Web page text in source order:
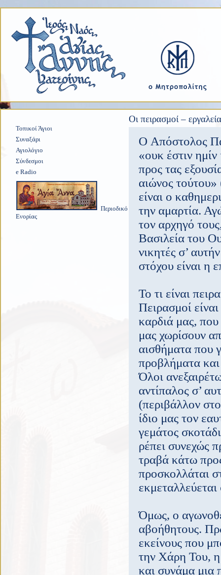
Τοπικοί Άγιοι
Συναξάρι
Αγιολόγιο
Σύνδεσμοι
e Radio
Περιοδικό
Ενορίας
Οι πειρασμοί –
O Απόστολος
«ουκ έστιν
προς τας
αιώνος
είναι ο
την αμαρτία.
τον αρχηγό
Βασιλεία του
νικητές σ’
στόχου είναι η
Το τι είναι
Πειρασμοί
καρδιά μας,
μας χωρίσουν
αισθήματα που
προβλήματα και
Όλοι
αντίπαλος σ’
(περιβάλλον
ίδιο μας τον
γεμάτος
ρέπει συνεχώς
τραβά κάτω
προσκολλάται
Όμως, ο
αβοήθητους.
εκείνους που
την Χάρη Του, η
και συνάμα μια